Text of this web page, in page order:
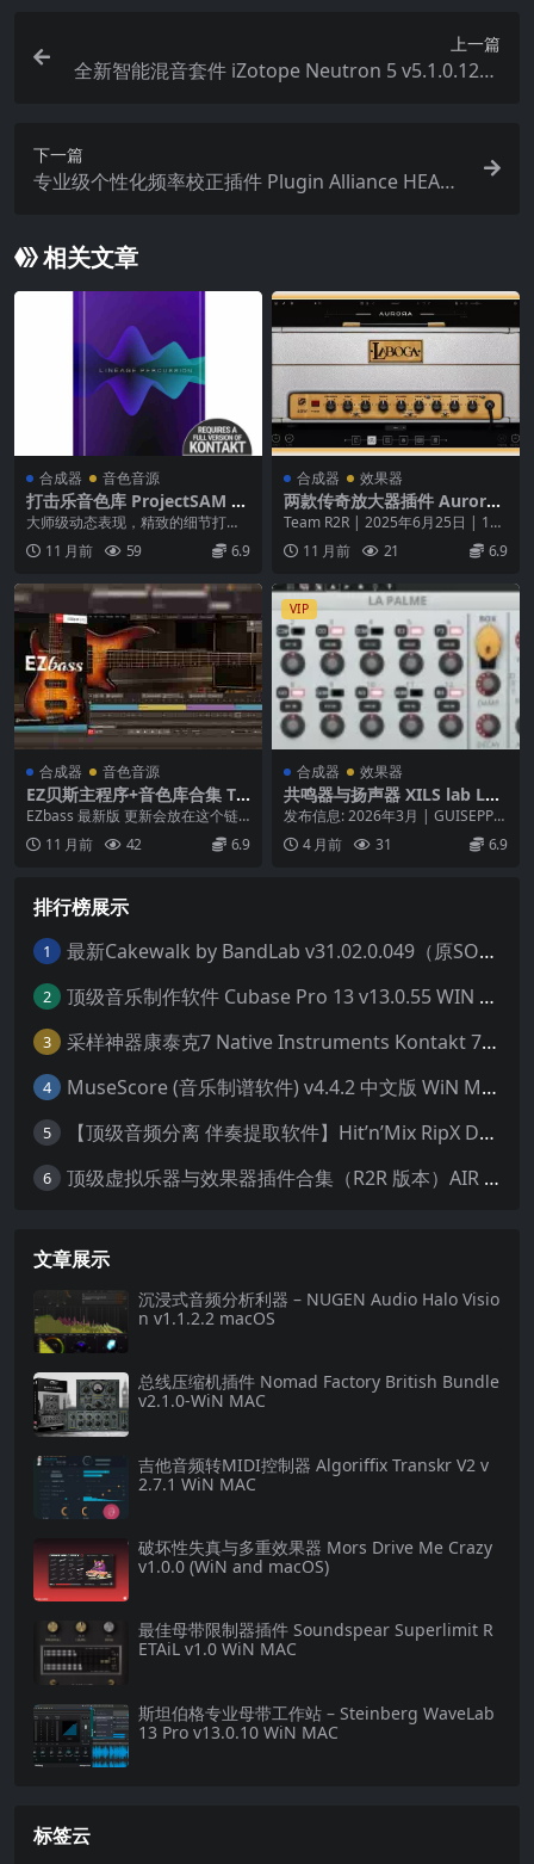
上一篇
全新智能混音套件 iZotope Neutron 5 v5.1.0.1254
下一篇
专业级个性化频率校正插件 Plugin Alliance HEARS
相关文章
合成器 音色音源
打击乐音色库 ProjectSAM Li
neage Percussion Pro v1.3
KONTAKT
大师级动态表现，精致的细节打击
Lineage Percussion 凝聚了 P...
11 月前 59 6.9
合成器 效果器
两款传奇放大器插件 Aurora
DSP Laboga DS v1.0.5 WiN
Team R2R | 2025年6月25日 | 14
5.5 MB 🎸 两款精品传...
11 月前 21 6.9
合成器 音色音源
EZ贝斯主程序+音色库合集 To
ontrack EZbass v1.3.1 [WiN
MacOSX] 最新版装贝斯用这
个链接
EZbass 最新版 更新会放在这个链
接，内含全套音色库+MIDI库，安
装后加载...
11 月前 42 6.9
VIP
合成器 效果器
共鸣器与扬声器 XILS lab Les
Diff v1.0.3 macOS
发布信息: 2026年3月 | GUISEPPE
软件类型: 特殊物理共鸣器与扬...
4 月前 31 6.9
排行榜展示
1 最新Cakewalk by BandLab v31.02.0.049（原SONAR白金版）中文版/安装方法（Win）
2 顶级音乐制作软件 Cubase Pro 13 v13.0.55 WIN MAC 破解版下载含全套80G音色库 附安装教程
3 采样神器康泰克7 Native Instruments Kontakt 7 v7.10.9 WiN MAC 便携版 MAC含批量入库工具 NICNT文件制作工具 非标准音色库入库
4 MuseScore (音乐制谱软件) v4.4.2 中文版 WiN MAC
5 【顶级音频分离 伴奏提取软件】Hit’n’Mix RipX DeepAudio v7.5.1 WIN MAC
6 顶级虚拟乐器与效果器插件合集（R2R 版本）AIR Music Technology
文章展示
沉浸式音频分析利器 – NUGEN Audio Halo Visio
n v1.1.2.2 macOS
总线压缩机插件 Nomad Factory British Bundle
v2.1.0-WiN MAC
吉他音频转MIDI控制器 Algoriffix Transkr V2 v
2.7.1 WiN MAC
破坏性失真与多重效果器 Mors Drive Me Crazy
v1.0.0 (WiN and macOS)
最佳母带限制器插件 Soundspear Superlimit R
ETAiL v1.0 WiN MAC
斯坦伯格专业母带工作站 – Steinberg WaveLab
13 Pro v13.0.10 WiN MAC
标签云